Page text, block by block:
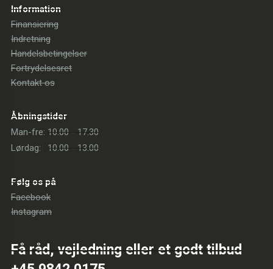
Information
Finansiering
Indretning
Handelsbetingelser
Fortrydelsesret
Kontakt os
Åbningstider
Man-fre: 10.00 - 17.30
Lørdag:
10.00 - 13.00
Følg os på
Facebook
Instagram
Få råd, vejledning eller et godt tilbud